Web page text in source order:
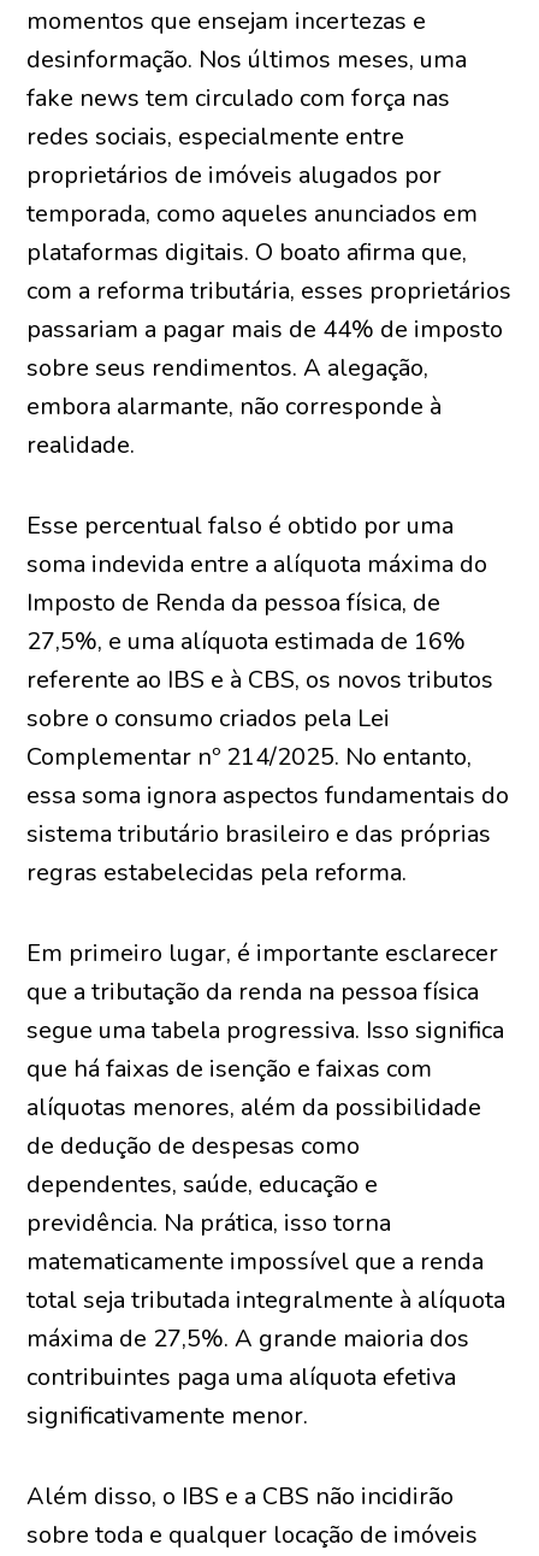
momentos que ensejam incertezas e
desinformação. Nos últimos meses, uma
fake news tem circulado com força nas
redes sociais, especialmente entre
proprietários de imóveis alugados por
temporada, como aqueles anunciados em
plataformas digitais. O boato afirma que,
com a reforma tributária, esses proprietários
passariam a pagar mais de 44% de imposto
sobre seus rendimentos. A alegação,
embora alarmante, não corresponde à
realidade.
Esse percentual falso é obtido por uma
soma indevida entre a alíquota máxima do
Imposto de Renda da pessoa física, de
27,5%, e uma alíquota estimada de 16%
referente ao IBS e à CBS, os novos tributos
sobre o consumo criados pela Lei
Complementar nº 214/2025. No entanto,
essa soma ignora aspectos fundamentais do
sistema tributário brasileiro e das próprias
regras estabelecidas pela reforma.
Em primeiro lugar, é importante esclarecer
que a tributação da renda na pessoa física
segue uma tabela progressiva. Isso significa
que há faixas de isenção e faixas com
alíquotas menores, além da possibilidade
de dedução de despesas como
dependentes, saúde, educação e
previdência. Na prática, isso torna
matematicamente impossível que a renda
total seja tributada integralmente à alíquota
máxima de 27,5%. A grande maioria dos
contribuintes paga uma alíquota efetiva
significativamente menor.
Além disso, o IBS e a CBS não incidirão
sobre toda e qualquer locação de imóveis